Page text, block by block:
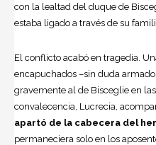
con la lealtad del duque de
estaba ligado a través de su
El conflicto acabó en tragedia.
encapuchados –sin duda
gravemente al de Bisceglie en
convalecencia, Lucrecia,
apartó de la cabecera del
permaneciera solo en los